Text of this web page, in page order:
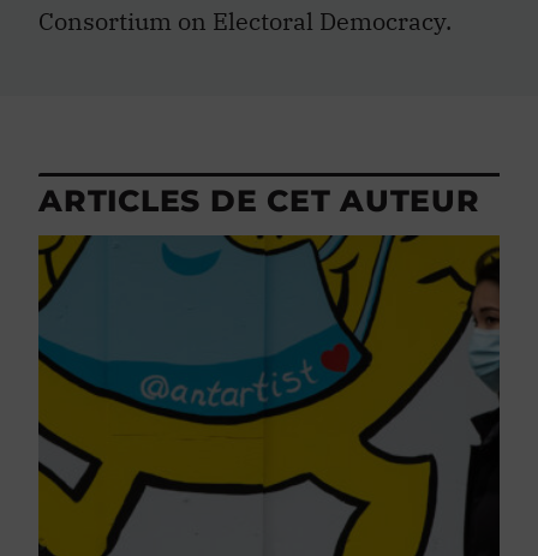
Consortium on Electoral Democracy.
ARTICLES DE CET AUTEUR